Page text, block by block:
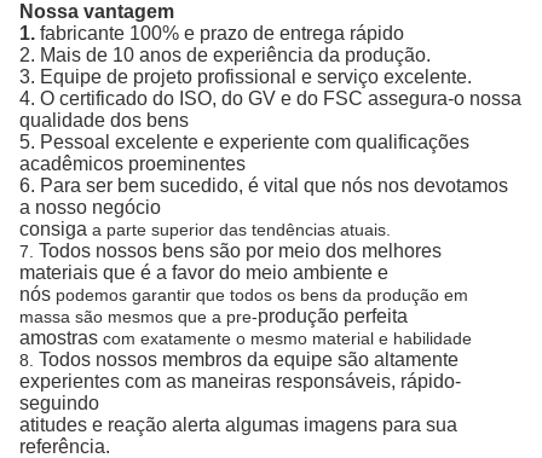
Nossa vantagem
1. fabricante 100% e prazo de entrega rápido
2. Mais de 10 anos de experiência da produção.
3. Equipe de projeto profissional e serviço excelente.
4. O certificado do ISO, do GV e do FSC assegura-o nossa
qualidade dos bens
5. Pessoal excelente e experiente com qualificações
acadêmicos proeminentes
6. Para ser bem sucedido, é vital que nós nos devotamos
a nosso negócio
consiga a parte superior das tendências atuais.
7. Todos nossos bens são por meio dos melhores
materiais que é a favor do meio ambiente e
nós podemos garantir que todos os bens da produção em
massa são mesmos que a pre-produção perfeita
amostras com exatamente o mesmo material e habilidade
8. Todos nossos membros da equipe são altamente
experientes com as maneiras responsáveis, rápido-
seguindo
atitudes e reação alerta algumas imagens para sua
referência.